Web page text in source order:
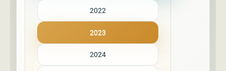
2022
2023
2024